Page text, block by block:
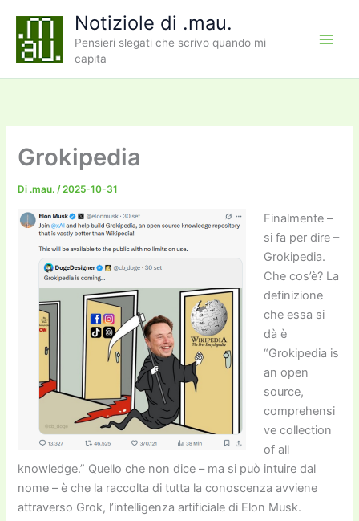
contenuto
Notiziole di .mau.
Pensieri slegati che scrivo quando mi
capita
Grokipedia
Di .mau./2025-10-31
Finalmente –
si fa per dire –
Grokipedia.
Che cos’è? La
definizione
che essa si
dà è
“Grokipedia is
an open
source,
comprehensi
ve collection
of all
knowledge.” Quello che non dice – ma si può intuire dal
nome – è che la raccolta di tutta la conoscenza avviene
attraverso Grok, l’intelligenza artificiale di Elon Musk.